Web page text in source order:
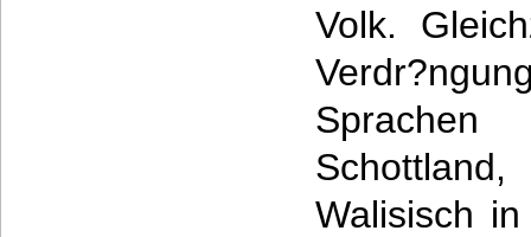
Volk.
Walisisch